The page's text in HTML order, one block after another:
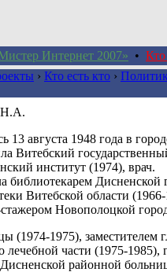
Интернет 2007» • Кто
› Кто есть кто ›
Н.А.
13 августа 1948 года в
Витебский
институт (1974), врач.
библиотекарем Дисненской
Витебской области
Новополоцкой
(1974-1975), заместителем
лечебной части (1975-1985),
районной